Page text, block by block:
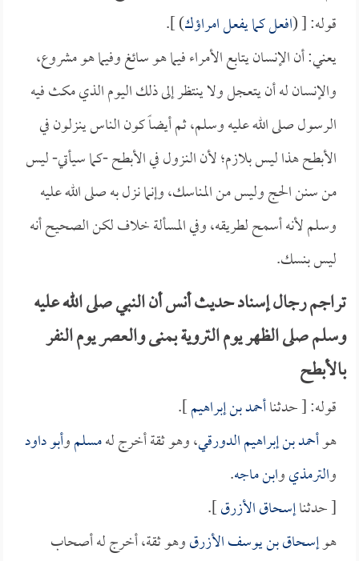
قوله: [ (افعل كما يفعل امراؤك) ].
يعني: أن الإنسان يتابع الأمراء فيما هو سائغ وفيما هو مشروع،
والإنسان له أن يتعجل ولا ينتظر إلى ذلك اليوم الذي مكث فيه
الرسول صلى الله عليه وسلم، ثم أيضاً كون الناس ينزلون في
الأبطح هذا ليس بلازم؛ لأن النزول في الأبطح -كما سيأتي- ليس
من سنن الحج وليس من المناسك، وإنما نزل به صلى الله عليه
وسلم لأنه أسمح لطريقه، وفي المسألة خلاف لكن الصحيح أنه
ليس بنسك.
تراجم رجال إسناد حديث أنس أن النبي صلى الله عليه
وسلم صلى الظهر يوم التروية بمنى والعصر يوم النفر
بالأبطح
قوله: [ حدثناأحمد بن إبراهيم].
هوأحمد بن إبراهيم الدورقي، وهو ثقة أخرج لهمسلموأبو داود
والترمذيوابن ماجه.
[ حدثناإسحاق الأزرق].
هوإسحاق بن يوسف الأزرقوهو ثقة، أخرج له أصحاب